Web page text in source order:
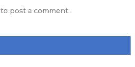
to post a comment.